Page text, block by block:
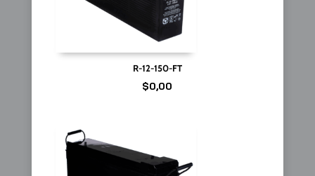
R-12-150-FT
$0,00